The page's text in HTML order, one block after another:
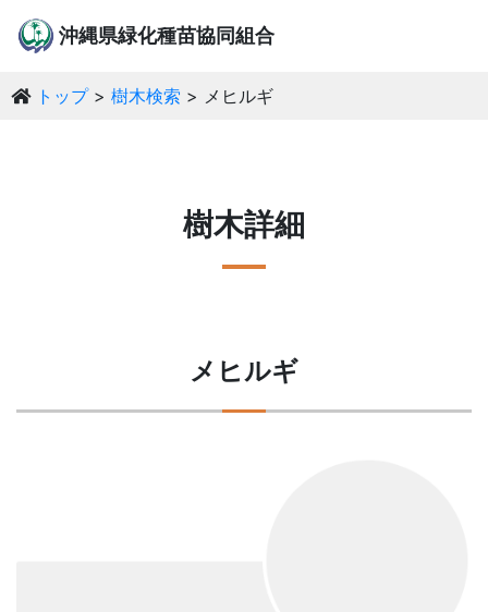
沖縄県緑化種苗協同組合
トップ 樹木検索 メヒルギ
樹木詳細
メヒルギ